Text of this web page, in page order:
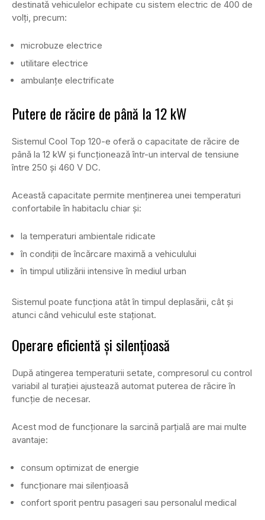
destinată vehiculelor echipate cu sistem electric de 400 de
volți, precum:
microbuze electrice
utilitare electrice
ambulanțe electrificate
Putere de răcire de până la 12 kW
Sistemul Cool Top 120-e oferă o capacitate de răcire de
până la 12 kW și funcționează într-un interval de tensiune
între 250 și 460 V DC.
Această capacitate permite menținerea unei temperaturi
confortabile în habitaclu chiar și:
la temperaturi ambientale ridicate
în condiții de încărcare maximă a vehiculului
în timpul utilizării intensive în mediul urban
Sistemul poate funcționa atât în timpul deplasării, cât și
atunci când vehiculul este staționat.
Operare eficientă și silențioasă
După atingerea temperaturii setate, compresorul cu control
variabil al turației ajustează automat puterea de răcire în
funcție de necesar.
Acest mod de funcționare la sarcină parțială are mai multe
avantaje:
consum optimizat de energie
funcționare mai silențioasă
confort sporit pentru pasageri sau personalul medical